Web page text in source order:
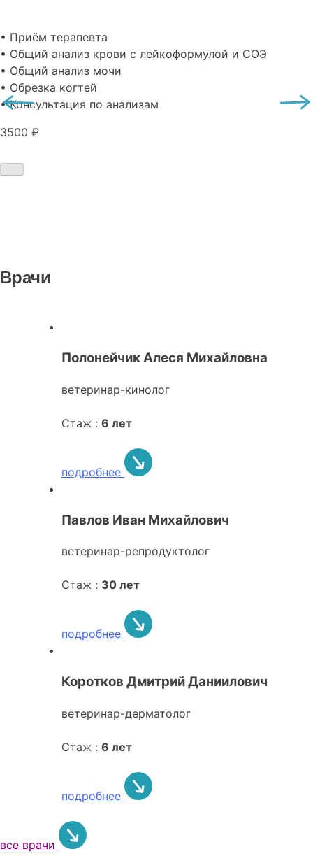
• Приём терапевта
• Общий анализ крови с лейкоформулой и СОЭ
• Общий анализ мочи
• Обрезка когтей
• Консультация по анализам
3500 ₽
Врачи
Полонейчик Алеся Михайловна
ветеринар-кинолог
Стаж : 6 лет
подробнее
Павлов Иван Михайлович
ветеринар-репродуктолог
Стаж : 30 лет
подробнее
Коротков Дмитрий Даниилович
ветеринар-дерматолог
Стаж : 6 лет
подробнее
все врачи